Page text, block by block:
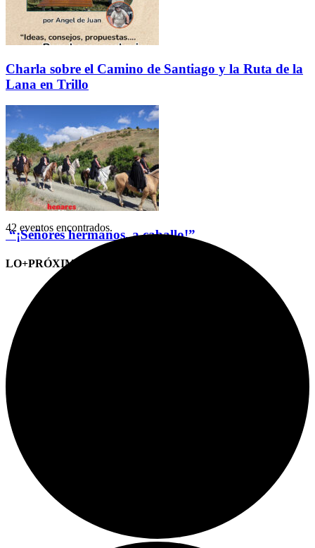
Charla sobre el Camino de Santiago y la Ruta de la
Lana en Trillo
“¡Señores hermanos, a caballo!”
LO+PRÓXIMO (CITAS)
42 eventos encontrados.